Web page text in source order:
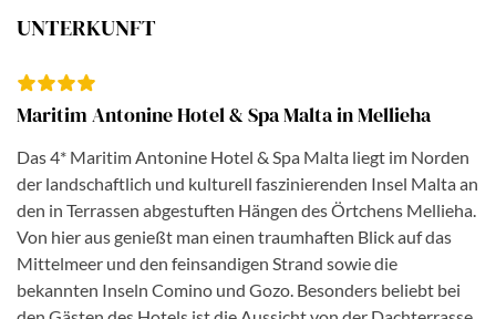
UNTERKUNFT
Maritim Antonine Hotel & Spa Malta in Mellieha
Das 4* Maritim Antonine Hotel & Spa Malta liegt im Norden
der landschaftlich und kulturell faszinierenden Insel Malta an
den in Terrassen abgestuften Hängen des Örtchens Mellieha.
Von hier aus genießt man einen traumhaften Blick auf das
Mittelmeer und den feinsandigen Strand sowie die
bekannten Inseln Comino und Gozo. Besonders beliebt bei